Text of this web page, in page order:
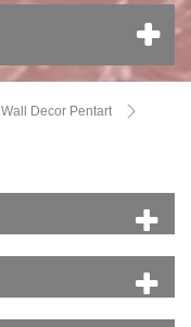
Wall Decor Pentart